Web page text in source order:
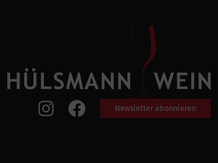
Newsletter abonnieren